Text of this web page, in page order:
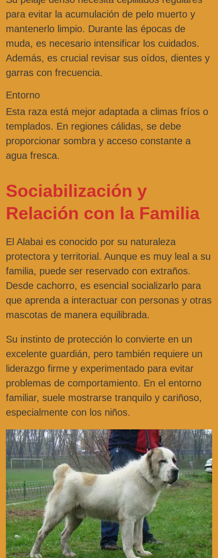
para evitar la acumulación de pelo muerto y
mantenerlo limpio. Durante las épocas de
muda, es necesario intensificar los cuidados.
Además, es crucial revisar sus oídos, dientes y
garras con frecuencia.
Entorno
Esta raza está mejor adaptada a climas fríos o
templados. En regiones cálidas, se debe
proporcionar sombra y acceso constante a
agua fresca.
Sociabilización y
Relación con la Familia
El Alabai es conocido por su naturaleza
protectora y territorial. Aunque es muy leal a su
familia, puede ser reservado con extraños.
Desde cachorro, es esencial socializarlo para
que aprenda a interactuar con personas y otras
mascotas de manera equilibrada.
Su instinto de protección lo convierte en un
excelente guardián, pero también requiere un
liderazgo firme y experimentado para evitar
problemas de comportamiento. En el entorno
familiar, suele mostrarse tranquilo y cariñoso,
especialmente con los niños.